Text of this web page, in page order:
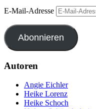
E-Mail-Adresse
Abonnieren
Autoren
Angie Eichler
Heike Lorenz
Heike Schoch